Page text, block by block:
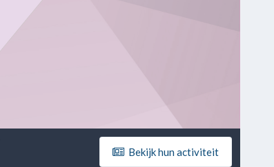
Bekijk hun activiteit